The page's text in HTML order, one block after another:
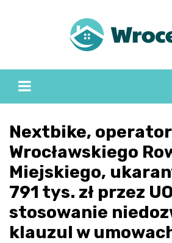
Nextbike, operator
Wrocławskiego
Miejskiego,
791 tys. zł przez
stosowanie
klauzul w